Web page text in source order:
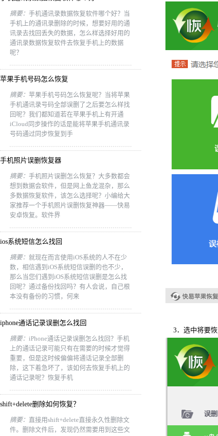
摘要： 手机通讯录数据恢复软件哪个好？当
手机上的通讯录删除的时候，想要好用的通
讯录去找回丢失的数据，怎么样选择好用的
通讯录数据恢复软件去恢复手机上的数据
呢？
苹果手机号码怎么恢复
摘要： 苹果手机号码怎么恢复呢？当将苹果
手机通讯录号码全部误删了之后要怎么样找
回呢？我们都知道若在苹果手机上有开通
iCloud同步操作的话是能将苹果手机通讯录
号码通过同步恢复到手
手机照片误删恢复器
摘要： 手机照片误删怎么恢复？大多数都会
想到数据会软件，但是网上鱼龙混杂，那么
多数据恢复软件，该怎么选择呢？小编给大
家推荐一个手机照片误删恢复神器——快易
安卓恢复。软件界
ios系统短信怎么找回
摘要： 就现在而言使用iOS系统的人不在少
数，相信遇到iOS系统短信误删的也不少，
那么当您们遇到iOS系统短信误删是怎么找
回呢？通过备份找回吗？有人会说，自己根
本没有备份的习惯，何来
iphone通话记录误删怎么找回
摘要： iPhone通话记录误删怎么找回？手机
上的通话记录可能只有在需要的时候才觉得
重要，但是这时候偏偏将通话记录全部删
除，这下着急坏了，该如何去恢复手机上的
通话记录呢？恢复手机
shift+delete删除如何恢复？
摘要： 直接用shift+delete直接永久性删除文
件。删除文件后，发现仍然需要用到这些文
3．选中将要